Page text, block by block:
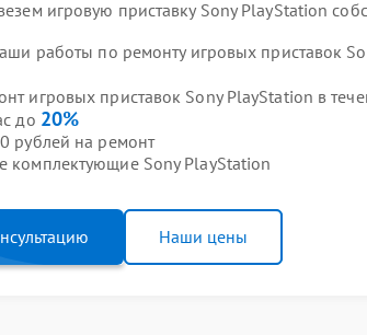
игровую приставку Sony PlayStation
работы по ремонту игровых приставок
игровых приставок Sony PlayStation в
до 20%
рублей на ремонт
комплектующие Sony PlayStation
Наши цены